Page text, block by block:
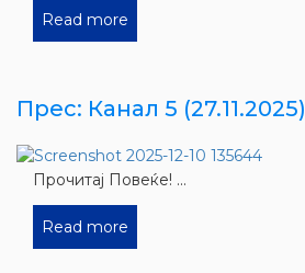
Read more
Прес: Канал 5 (27.11.2025)
Прочитај Повеќе! ...
Read more